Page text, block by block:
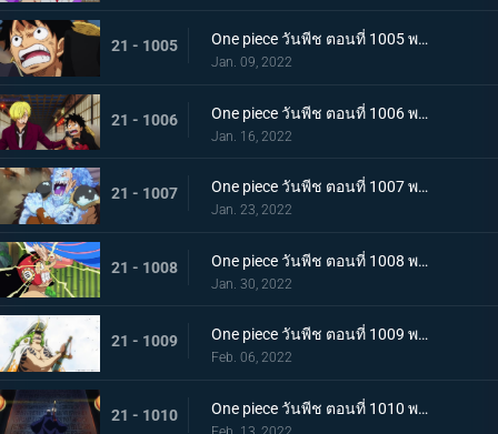
21 - 1005 One piece วันพีช ตอนที่ 1005 พากย์ไทย อานุภาพของอสูรน้ำแข็ง กระสุนภัยโรคระบาดแบบใหม่
Jan. 09, 2022
21 - 1006 One piece วันพีช ตอนที่ 1006 พากย์ไทย อภัยให้ไม่ได้! การตัดสินใจของช็อปเปอร์
Jan. 16, 2022
21 - 1007 One piece วันพีช ตอนที่ 1007 พากย์ไทย การไล่ล่าของโซโล! อสูรน้ำแข็ง in เกมไล่จับ
Jan. 23, 2022
21 - 1008 One piece วันพีช ตอนที่ 1008 พากย์ไทย นามิยอมจำนน ท่าเฮดบลัดของอุลติ
Jan. 30, 2022
21 - 1009 One piece วันพีช ตอนที่ 1009 พากย์ไทย ซาซากิรุกหนัก หน่วยรบหุ้มเกราะปะทะยามาโตะ
Feb. 06, 2022
21 - 1010 One piece วันพีช ตอนที่ 1010 พากย์ไทย ทลายอสูรน้ำแข็ง แผนเพลิงของช็อปเปอร์!